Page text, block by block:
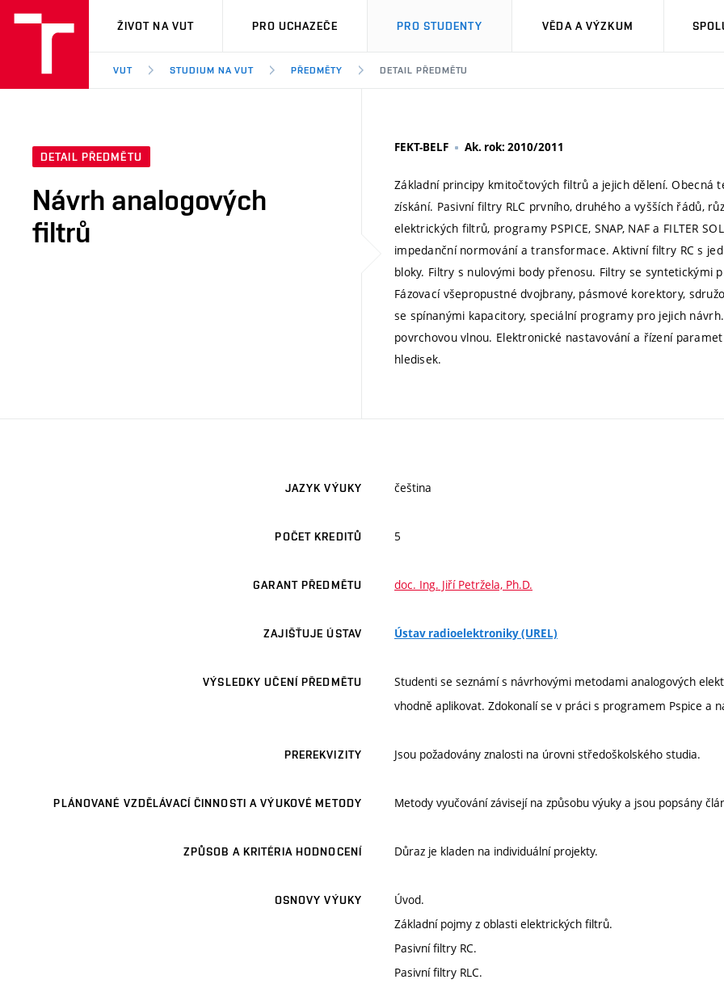
VUT
ŽIVOT NA VUT PRO UCHAZEČE PRO STUDENTY VĚDA A VÝZKUM
VUT STUDIUM NA VUT PŘEDMĚTY DETAIL PŘEDMĚTU
DETAIL PŘEDMĚTU
Návrh analogových
filtrů
FEKT-BELF Ak. rok: 2010/2011
Základní principy kmitočtových filtrů a jejich dělení.
získání. Pasivní filtry RLC prvního, druhého a vyšších řádů,
elektrických filtrů, programy PSPICE, SNAP, NAF a FILTER
impedanční normování a transformace. Aktivní filtry RC s
bloky. Filtry s nulovými body přenosu. Filtry se
Fázovací všepropustné dvojbrany, pásmové korektory,
se spínanými kapacitory, speciální programy pro jejich
povrchovou vlnou. Elektronické nastavování a řízení
hledisek.
JAZYK VÝUKY čeština
POČET KREDITŮ 5
GARANT PŘEDMĚTU doc. Ing. Jiří Petržela, Ph.D.
ZAJIŠŤUJE ÚSTAV Ústav radioelektroniky (UREL)
VÝSLEDKY UČENÍ PŘEDMĚTU
Studenti se seznámí s návrhovými metodami analogových
vhodně aplikovat. Zdokonalí se v práci s programem Pspice a
PREREKVIZITY Jsou požadovány znalosti na úrovni středoškolského studia.
PLÁNOVANÉ VZDĚLÁVACÍ ČINNOSTI A VÝUKOVÉ METODY Metody vyučování závisejí na způsobu výuky a jsou popsány
ZPŮSOB A KRITÉRIA HODNOCENÍ Důraz je kladen na individuální projekty.
OSNOVY VÝUKY
Úvod.
Základní pojmy z oblasti elektrických filtrů.
Pasivní filtry RC.
Pasivní filtry RLC.